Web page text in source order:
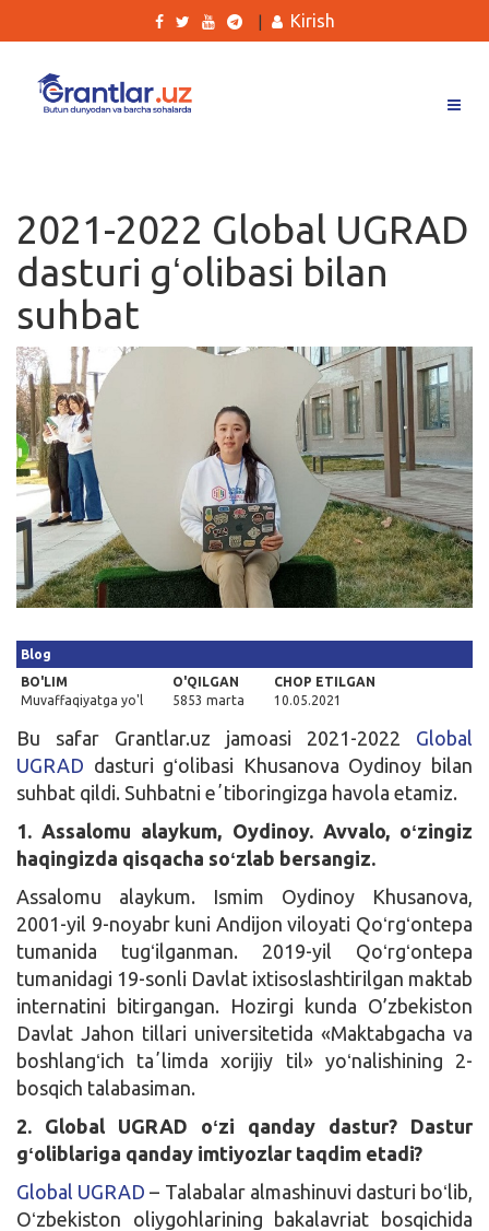
Ishlar
Kurslar
Blog
Yana
Qidirish
Kirish
Kirish
2021-2022 Global UGRAD
dasturi gʻolibasi bilan
suhbat
Blog
BO'LIM
Muvaffaqiyatga yo'l
O'QILGAN
5853 marta
CHOP ETILGAN
10.05.2021
Bu safar Grantlar.uz jamoasi 2021-2022 Global
UGRAD dasturi gʻolibasi Khusanova Oydinoy bilan
suhbat qildi. Suhbatni eʼtiboringizga havola etamiz.
1. Assalomu alaykum, Oydinoy. Avvalo, oʻzingiz
haqingizda qisqacha soʻzlab bersangiz.
Assalomu alaykum. Ismim Oydinoy Khusanova,
2001-yil 9-noyabr kuni Andijon viloyati Qoʻrgʻontepa
tumanida tugʻilganman. 2019-yil Qoʻrgʻontepa
tumanidagi 19-sonli Davlat ixtisoslashtirilgan maktab
internatini bitirgangan. Hozirgi kunda O’zbekiston
Davlat Jahon tillari universitetida «Maktabgacha va
boshlangʻich taʼlimda xorijiy til» yoʻnalishining 2-
bosqich talabasiman.
2. Global UGRAD oʻzi qanday dastur? Dastur
gʻoliblariga qanday imtiyozlar taqdim etadi?
Global UGRAD – Talabalar almashinuvi dasturi boʻlib,
Oʻzbekiston oliygohlarining bakalavriat bosqichida